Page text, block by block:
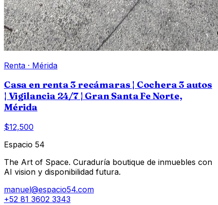
Renta · Mérida
Casa en renta 3 recámaras | Cochera 3 autos
| Vigilancia 24/7 | Gran Santa Fe Norte,
Mérida
$12,500
Espacio 54
The Art of Space. Curaduría boutique de inmuebles con
AI vision y disponibilidad futura.
manuel@espacio54.com
+52 81 3602 3343